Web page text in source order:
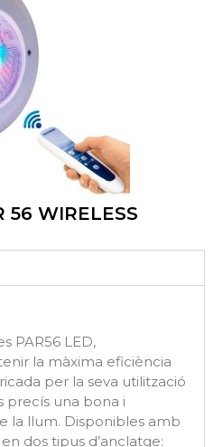
56 WIRELESS
PAR56 LED,
la màxima eficiència
per la seva utilització
precís una bona i
la llum. Disponibles amb
dos tipus d’anclatge: